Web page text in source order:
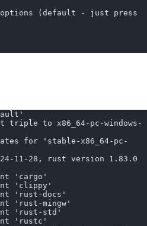
options (default - just press
to x86_64-pc-windows-
for 'stable-x86_64-pc-
11-28, rust version 1.83.0
'cargo'
'clippy'
'rust-docs'
'rust-mingw'
'rust-std'
'rustc'